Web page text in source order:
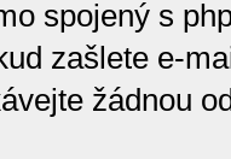
spojený s
zašlete e-
žádnou